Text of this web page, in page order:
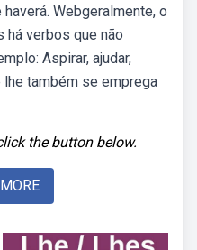
Webgeralmente, o
há verbos que não
Aspirar, ajudar,
lhe também se emprega
the button below.